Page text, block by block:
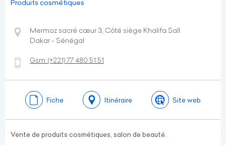
Produits cosmétiques
Mermoz sacré cœur 3, Côté siège Khalifa Sall
Dakar - Sénégal
Gsm:(+221)77 480 51 51
Fiche Itinéraire Site web
Vente de produits cosmétiques, salon de beauté.